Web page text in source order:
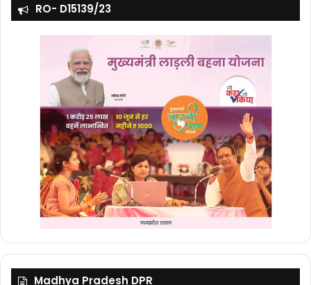
RO- D15139/23
Madhya Pradesh DPR